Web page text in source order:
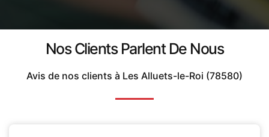
Nos Clients Parlent De Nous
Avis de nos clients à Les Alluets-le-Roi (78580)